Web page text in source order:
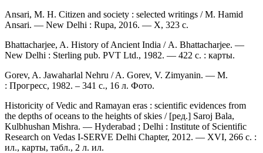
Ansari, M. H. Citizen and society : selected writings / M. Hamid
Ansari. — New Delhi : Rupa, 2016. — X, 323 c.
Bhattacharjee, A. History of Ancient Indiа / A. Bhattacharjee. —
New Delhi : Sterling pub. PVT Ltd., 1982. — 422 с. : карты.
Gorev, A. Jawaharlal Nehru / A. Gorev, V. Zimyanin. — М.
: Прогресс, 1982. – 341 с., 16 л. Фото.
Historicity of Vedic and Ramayan eras : scientific evidences from
the depths of oceans to the heights of skies / [ред.] Saroj Bala,
Kulbhushan Mishra. — Hyderabad ; Delhi : Institute of Scientific
Research on Vedas I-SERVE Delhi Chapter, 2012. — XVI, 266 c. :
ил., карты, табл., 2 л. ил.